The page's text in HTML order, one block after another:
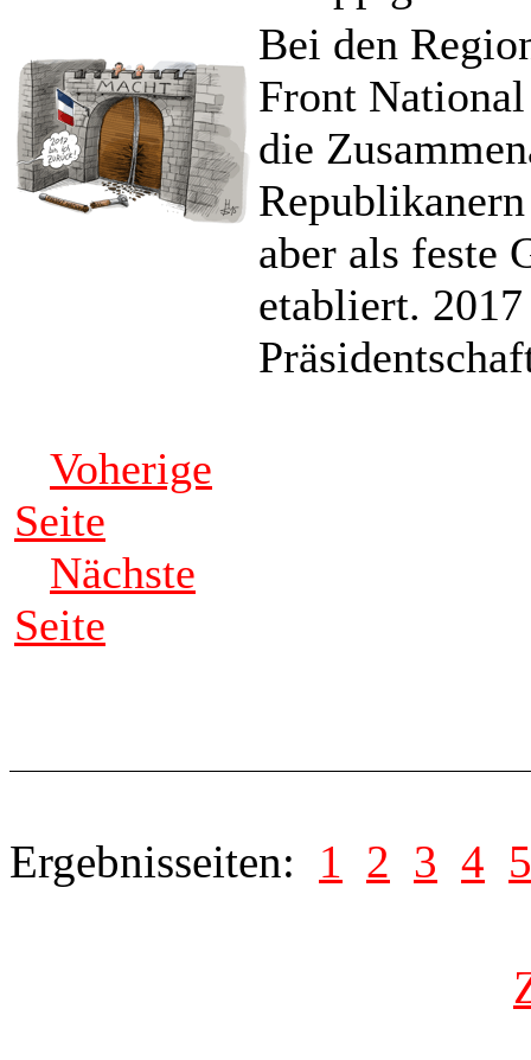
Bei den
Front
die
aber als feste
etabliert.
Voherige
Seite
Nächste
Seite
Ergebnisseiten: 1 2 3 4 5